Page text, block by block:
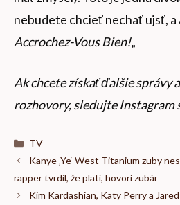
nebudete chcieť nechať ujsť, a
Accrochez-Vous Bien!„
Ak chcete získať ďalšie správy
rozhovory, sledujteInstagram
Kategórie
TV
Kanye ‚Ye‘ West Titanium zuby
rapper tvrdil, že platí, hovorí zubár
Kim Kardashian, Katy Perry a